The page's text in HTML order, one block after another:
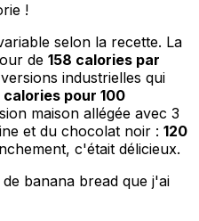
!
selon la recette. La
de 158 calories par
industrielles qui
calories pour 100
maison allégée avec 3
et du chocolat noir : 120
c'était délicieux.
banana bread que j'ai